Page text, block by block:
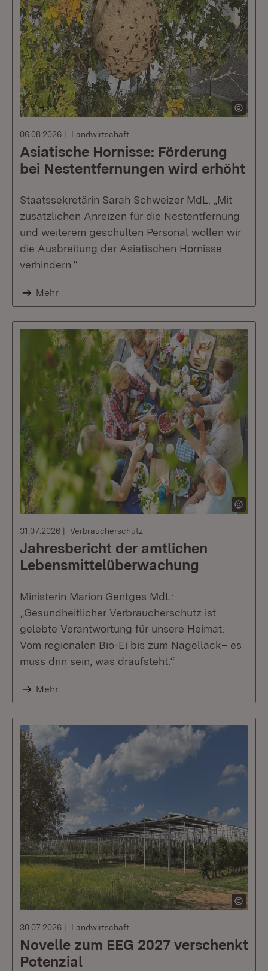
06.08.2026 Landwirtschaft
Asiatische Hornisse: Förderung
bei Nestentfernungen wird erhöht
Staatssekretärin Sarah Schweizer MdL: „Mit
zusätzlichen Anreizen für die Nestentfernung
und weiterem geschulten Personal wollen wir
die Ausbreitung der Asiatischen Hornisse
verhindern.“
Mehr
31.07.2026 Verbraucherschutz
Jahresbericht der amtlichen
Lebensmittelüberwachung
Ministerin Marion Gentges MdL:
„Gesundheitlicher Verbraucherschutz ist
gelebte Verantwortung für unsere Heimat:
Vom regionalen Bio-Ei bis zum Nagellack– es
muss drin sein, was draufsteht.“
Mehr
30.07.2026 Landwirtschaft
Novelle zum EEG 2027 verschenkt
Potenzial